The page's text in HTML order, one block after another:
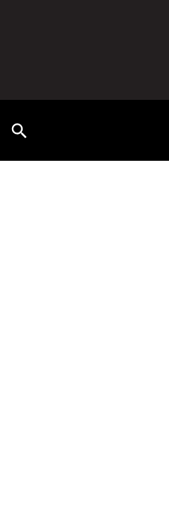
Search
for: